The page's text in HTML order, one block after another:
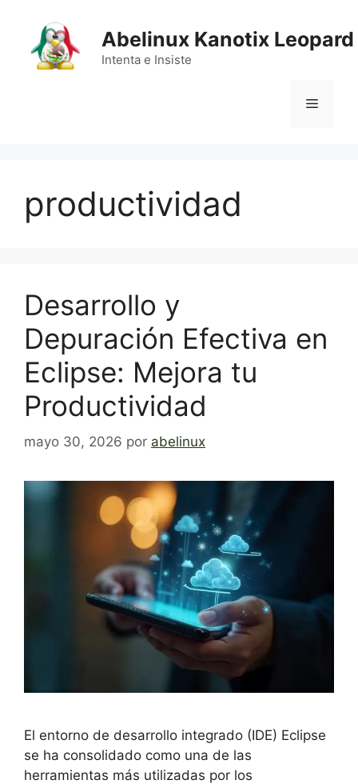
contenido
Abelinux Kanotix Leopard
Intenta e Insiste
Menú
productividad
Desarrollo y
Depuración Efectiva en
Eclipse: Mejora tu
Productividad
mayo 30, 2026 por abelinux
El entorno de desarrollo integrado (IDE) Eclipse
se ha consolidado como una de las
herramientas más utilizadas por los